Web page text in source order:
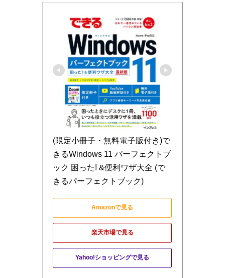
(限定小冊子・無料電子版付き)で
きるWindows 11 パーフェクトブ
ック 困った! &便利ワザ大全 (で
きるパーフェクトブック)
Amazonで見る
楽天市場で見る
Yahoo!ショッピングで見る